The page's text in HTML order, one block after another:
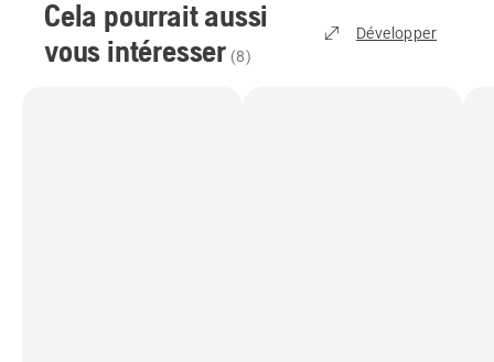
Cela pourrait aussi
vous intéresser (8)
Développer